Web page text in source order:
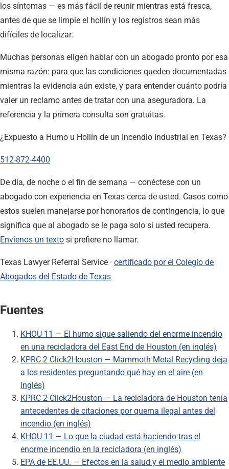
los síntomas — es más fácil de reunir mientras está fresca,
antes de que se limpie el hollín y los registros sean más
difíciles de localizar.
Muchas personas eligen hablar con un abogado pronto por esa
misma razón: para que las condiciones queden documentadas
mientras la evidencia aún existe, y para entender cuánto podría
valer un reclamo antes de tratar con una aseguradora. La
referencia y la primera consulta son gratuitas.
¿Expuesto a Humo u Hollín de un Incendio Industrial en Texas?
512-872-4400
De día, de noche o el fin de semana — conéctese con un
abogado con experiencia en Texas cerca de usted. Casos como
estos suelen manejarse por honorarios de contingencia, lo que
significa que al abogado se le paga solo si usted recupera.
Envíenos un texto si prefiere no llamar.
Texas Lawyer Referral Service · certificado por el Colegio de
Abogados del Estado de Texas
Fuentes
KHOU 11 — El humo sigue saliendo del enorme incendio
en una recicladora del East End de Houston (en inglés)
KPRC 2 Click2Houston — Mammoth Metal Recycling deja
a los residentes preguntando qué hay en el aire (en
inglés)
KPRC 2 Click2Houston — La recicladora de Houston tenía
antecedentes de citaciones por quema ilegal antes del
incendio (en inglés)
KHOU 11 — Lo que la ciudad está haciendo tras el
enorme incendio en la recicladora (en inglés)
EPA de EE.UU. — Efectos en la salud y el medio ambiente